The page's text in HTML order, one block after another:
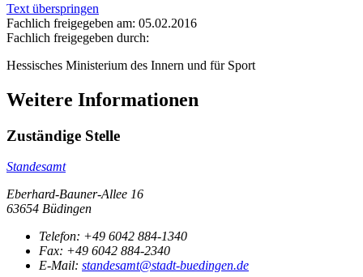
Text überspringen
Fachlich freigegeben am: 05.02.2016
Fachlich freigegeben durch:
Hessisches Ministerium des Innern und für Sport
Weitere Informationen
Zuständige Stelle
Standesamt
Eberhard-Bauner-Allee 16
63654 Büdingen
Telefon: +49 6042 884-1340
Fax: +49 6042 884-2340
E-Mail: standesamt@stadt-buedingen.de